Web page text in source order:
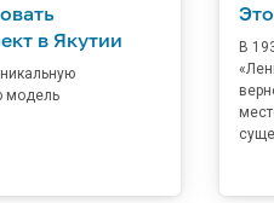
в Якутии
модель
В